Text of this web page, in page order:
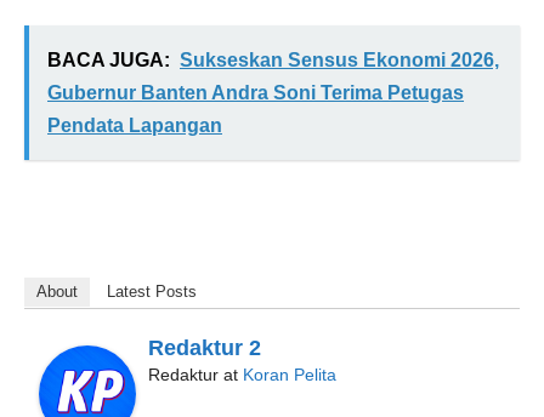
BACA JUGA: Sukseskan Sensus Ekonomi 2026,
Gubernur Banten Andra Soni Terima Petugas
Pendata Lapangan
About Latest Posts
Redaktur 2
Redaktur at Koran Pelita